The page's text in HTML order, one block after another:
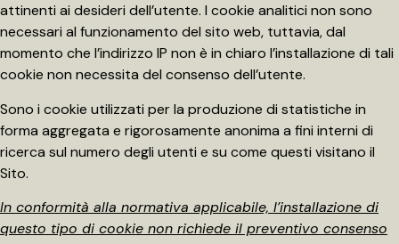
attinenti ai desideri dell’utente. I cookie analitici non sono
necessari al funzionamento del sito web, tuttavia, dal
momento che l’indirizzo IP non è in chiaro l’installazione di tali
cookie non necessita del consenso dell’utente.
Sono i cookie utilizzati per la produzione di statistiche in
forma aggregata e rigorosamente anonima a fini interni di
ricerca sul numero degli utenti e su come questi visitano il
Sito.
In conformità alla normativa applicabile, l’installazione di
questo tipo di cookie non richiede il preventivo consenso